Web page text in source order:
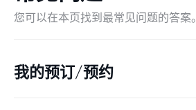
您可以在本页找到最常见问题的答案。
我的预订/预约